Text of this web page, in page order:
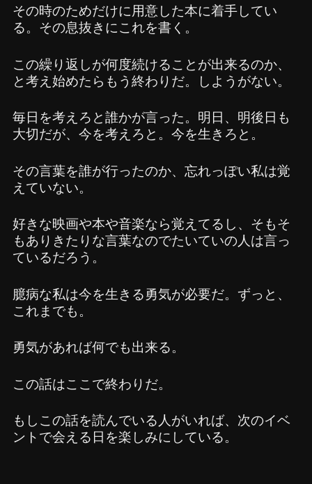
その時のためだけに用意した本に着手してい
る。その息抜きにこれを書く。
この繰り返しが何度続けることが出来るのか、
と考え始めたらもう終わりだ。しようがない。
毎日を考えろと誰かが言った。明日、明後日も
大切だが、今を考えろと。今を生きろと。
その言葉を誰が行ったのか、忘れっぽい私は覚
えていない。
好きな映画や本や音楽なら覚えてるし、そもそ
もありきたりな言葉なのでたいていの人は言っ
ているだろう。
臆病な私は今を生きる勇気が必要だ。ずっと、
これまでも。
勇気があれば何でも出来る。
この話はここで終わりだ。
もしこの話を読んでいる人がいれば、次のイベ
ントで会える日を楽しみにしている。